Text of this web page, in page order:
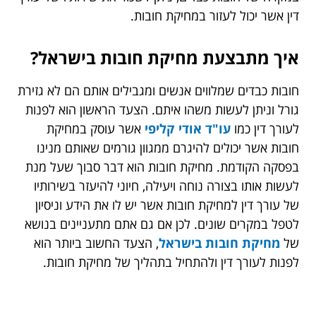
דין אשר יכול לעזור במחיקת חובות.
איך מתבצעת מחיקת חובות בישראל?
חובות כבדים שמלווים אנשים ומגבילים אותם הם לא גזירת
גורל וניתן לעשות משהו איתם. הצעד הראשון הוא לפנות
לעורך דין כמו עו"ד אודי קליפי אשר עוסק במחיקת
חובות אשר יכולים להיגרם ממגוון גורמים שאותם מנינו
בפסקה הקודמת. מחיקת חובות הוא דבר סבוך שעל מנת
לעשות אותו בצורה נוחה ויעילה, חיוני להיעזר בשירותיו
של עורך דין למחיקת חובות אשר יש לו את הידע וניסיון
לטפל במקרים שונים. לכן אם גם אתם מתעניינים בנושא
של מחיקת חובות בישראל, הצעד החשוב ביותר הוא
לפנות לעורך דין ולהתחיל בתהליך של מחיקת חובות.